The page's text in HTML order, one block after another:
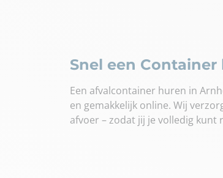
Snel een
Een afvalcontainer huren in
en gemakkelijk online. Wij
afvoer – zodat jij je volledig kunt